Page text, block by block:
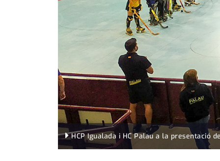
HCP Igualada i HC Palau a la presentació